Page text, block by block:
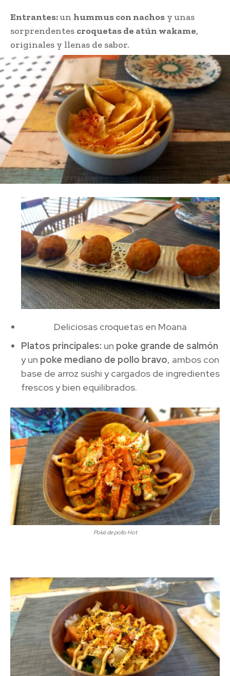
Entrantes:un hummus con nachos y unas
sorprendentes croquetas de atún wakame,
originales y llenas de sabor.
Deliciosas croquetas en Moana
Platos principales: un poke grande de salmón
y un poke mediano de pollo bravo, ambos con
base de arroz sushi y cargados de ingredientes
frescos y bien equilibrados.
Poké de pollo Hot